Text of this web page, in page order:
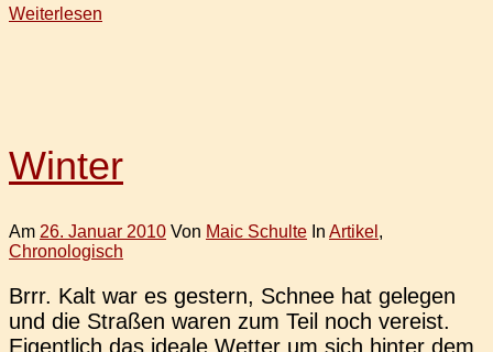
Weiterlesen
Winter
Am 26. Januar 2010 Von Maic Schulte In Artikel ,
Chronologisch
Brrr. Kalt war es ges­tern, Schnee hat gele­gen
und die Stra­ßen waren zum Teil noch ver­eist.
Eigent­lich das ideale Wetter um sich hinter dem